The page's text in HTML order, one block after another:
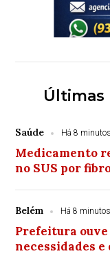
Últimas
Saúde Há 8 minutos
Medicamento
no SUS por
Belém Há 8 minutos
Prefeitura
necessidades e